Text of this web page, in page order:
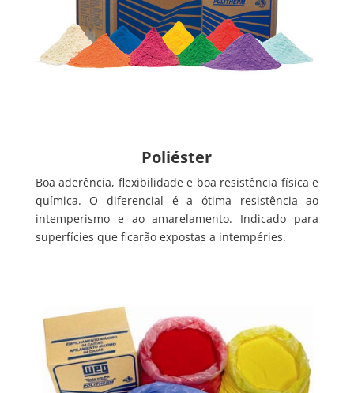
Poliéster
Boa aderência, flexibilidade e boa resistência física e
química. O diferencial é a ótima resistência ao
intemperismo e ao amarelamento. Indicado para
superfícies que ficarão expostas a intempéries.